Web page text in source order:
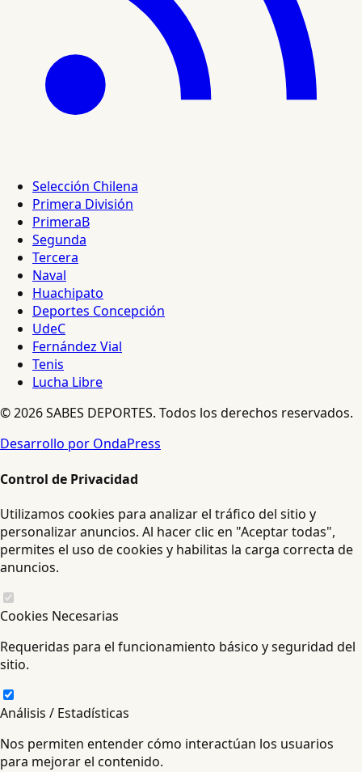
Selección Chilena
Primera División
PrimeraB
Segunda
Tercera
Naval
Huachipato
Deportes Concepción
UdeC
Fernández Vial
Tenis
Lucha Libre
© 2026 SABES DEPORTES. Todos los derechos reservados.
Desarrollo por OndaPress
Control de Privacidad
Utilizamos cookies para analizar el tráfico del sitio y
personalizar anuncios. Al hacer clic en "Aceptar todas",
permites el uso de cookies y habilitas la carga correcta de
anuncios.
Cookies Necesarias
Requeridas para el funcionamiento básico y seguridad del
sitio.
Análisis / Estadísticas
Nos permiten entender cómo interactúan los usuarios
para mejorar el contenido.